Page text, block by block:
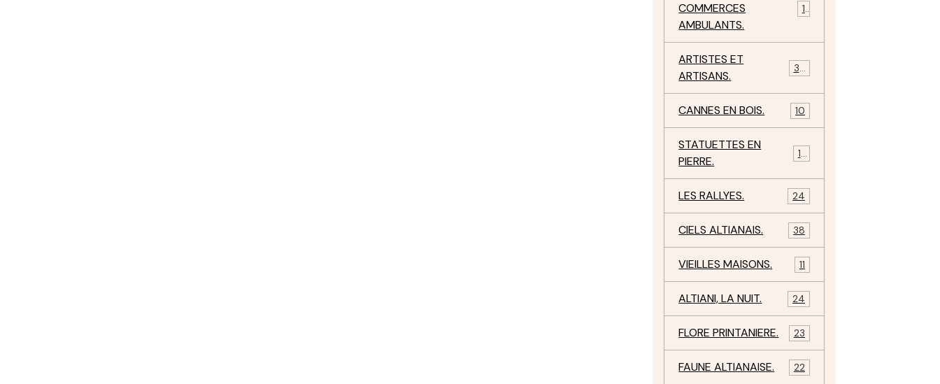
COMMERCES
AMBULANTS.
11
ARTISTES ET
ARTISANS.
34
CANNES EN BOIS. 10
STATUETTES EN
PIERRE.
17
LES RALLYES. 24
CIELS ALTIANAIS. 38
VIEILLES MAISONS. 11
ALTIANI, LA NUIT. 24
FLORE PRINTANIERE. 23
FAUNE ALTIANAISE. 22